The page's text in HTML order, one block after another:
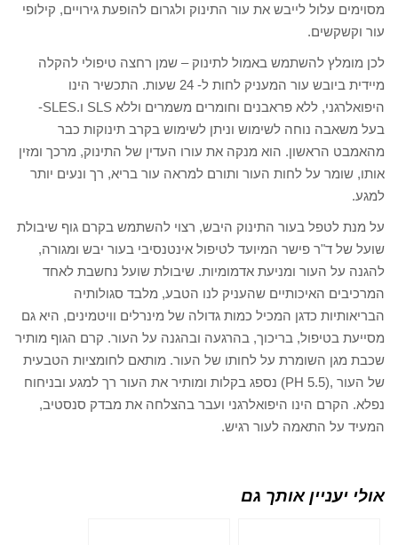
מסוימים עלול לייבש את עור התינוק ולגרום להופעת גירויים, קילופי
עור וקשקשים.
לכן מומלץ להשתמש באמול לתינוק – שמן רחצה טיפולי להקלה
מיידית ביובש עור המעניק לחות ל- 24 שעות. התכשיר הינו
היפואלרגני, ללא פראבנים וחומרים משמרים וללא SLS ו.SLES-
בעל משאבה נוחה לשימוש וניתן לשימוש בקרב תינוקות כבר
מהאמבט הראשון. הוא מנקה את עורו העדין של התינוק, מרכך ומזין
אותו, שומר על לחות העור ותורם למראה עור בריא, רך ונעים יותר
למגע.
על מנת לטפל בעור התינוק היבש, רצוי להשתמש בקרם גוף שיבולת
שועל של ד"ר פישר המיועד לטיפול אינטנסיבי בעור יבש ומגורה,
להגנה על העור ומניעת אדמומיות. שיבולת שועל נחשבת לאחד
המרכיבים האיכותיים שהעניק לנו הטבע, מלבד סגולותיה
הבריאותיות כדגן המכיל כמות גדולה של מינרלים וויטמינים, היא גם
מסייעת בטיפול, בריכוך, בהרגעה ובהגנה על העור. קרם הגוף מותיר
שכבת מגן השומרת על לחותו של העור. מותאם לחומציות הטבעית
של העור ,(PH 5.5) נספג בקלות ומותיר את העור רך למגע ובניחוח
נפלא. הקרם הינו היפואלרגני ועבר בהצלחה את מבדק סנסטיב,
המעיד על התאמה לעור רגיש.
אולי יעניין אותך גם